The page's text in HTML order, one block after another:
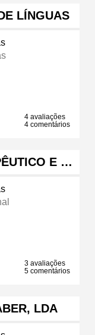
LÍNGUAS
4 avaliações
4 comentários
E …
3 avaliações
5 comentários
LDA